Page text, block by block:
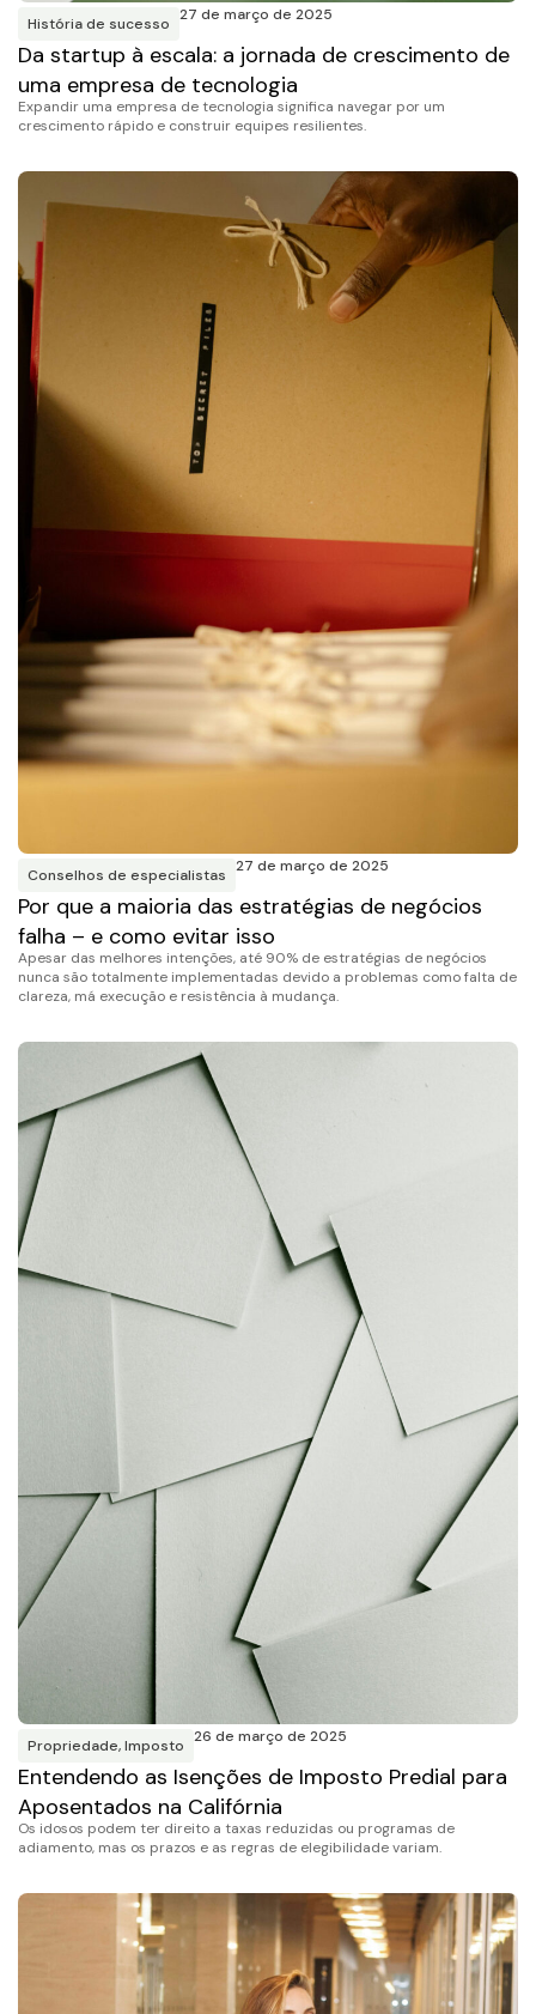
História de sucesso 27 de março de 2025
Da startup à escala: a jornada de crescimento de
uma empresa de tecnologia
Expandir uma empresa de tecnologia significa navegar por um
crescimento rápido e construir equipes resilientes.
Conselhos de especialistas 27 de março de 2025
Por que a maioria das estratégias de negócios
falha – e como evitar isso
Apesar das melhores intenções, até 90% de estratégias de negócios
nunca são totalmente implementadas devido a problemas como falta de
clareza, má execução e resistência à mudança.
Propriedade,Imposto 26 de março de 2025
Entendendo as Isenções de Imposto Predial para
Aposentados na Califórnia
Os idosos podem ter direito a taxas reduzidas ou programas de
adiamento, mas os prazos e as regras de elegibilidade variam.